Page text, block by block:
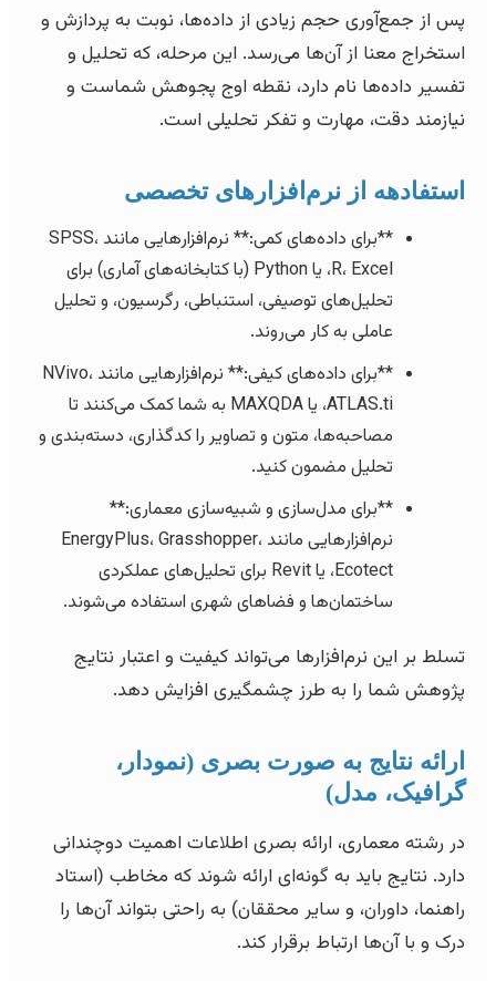
پس از جمع‌آوری حجم زیادی از داده‌ها، نوبت به پردازش و
استخراج معنا از آن‌ها می‌رسد. این مرحله، که تحلیل و
تفسیر داده‌ها نام دارد، نقطه اوج پجوهش شماست و
نیازمند دقت، مهارت و تفکر تحلیلی است.
استفادهه از نرم‌افزارهای تخصصی
**برای داده‌های کمی:** نرم‌افزارهایی مانند SPSS،
R، Excel، یا Python (با کتابخانه‌های آماری) برای
تحلیل‌های توصیفی، استنباطی، رگرسیون، و تحلیل
عاملی به کار می‌روند.
**برای داده‌های کیفی:** نرم‌افزارهایی مانند NVivo،
ATLAS.ti، یا MAXQDA به شما کمک می‌کنند تا
مصاحبه‌ها، متون و تصاویر را کدگذاری، دسته‌بندی و
تحلیل مضمون کنید.
**برای مدل‌سازی و شبیه‌سازی معماری:**
نرم‌افزارهایی مانند EnergyPlus، Grasshopper،
Ecotect، یا Revit برای تحلیل‌های عملکردی
ساختمان‌ها و فضاهای شهری استفاده می‌شوند.
تسلط بر این نرم‌افزارها می‌تواند کیفیت و اعتبار نتایج
پژوهش شما را به طرز چشمگیری افزایش دهد.
ارائه نتایج به صورت بصری (نمودار،
گرافیک، مدل)
در رشته معماری، ارائه بصری اطلاعات اهمیت دوچندانی
دارد. نتایج باید به گونه‌ای ارائه شوند که مخاطب (استاد
راهنما، داوران، و سایر محققان) به راحتی بتواند آن‌ها را
درک و با آن‌ها ارتباط برقرار کند.